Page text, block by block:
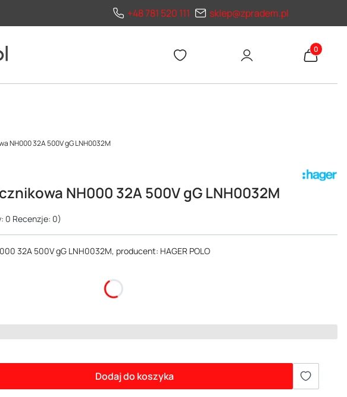
+48 781 520 111 sklep@zpradem.pl
Produkty
NH000 32A 500V gG LNH0032M
NH000 32A 500V gG LNH0032M
0 Recenzje: 0)
32A 500V gG LNH0032M, producent: HAGER POLO
Dodaj do koszyka